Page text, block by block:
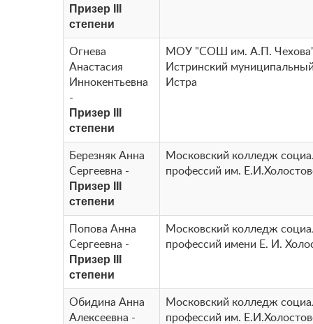
Призер III
степени
Огнева
Анастасия
Иннокентьевна
-
Призер III
степени
МОУ "СОШ им. А.П.
Истринский
Истра
Березняк Анна
Сергеевна -
Призер III
степени
Московский колледж
профессий им.
Попова Анна
Сергеевна -
Призер III
степени
Московский колледж
профессий имени Е. И.
Обидина Анна
Алексеевна -
Московский колледж
профессий им.